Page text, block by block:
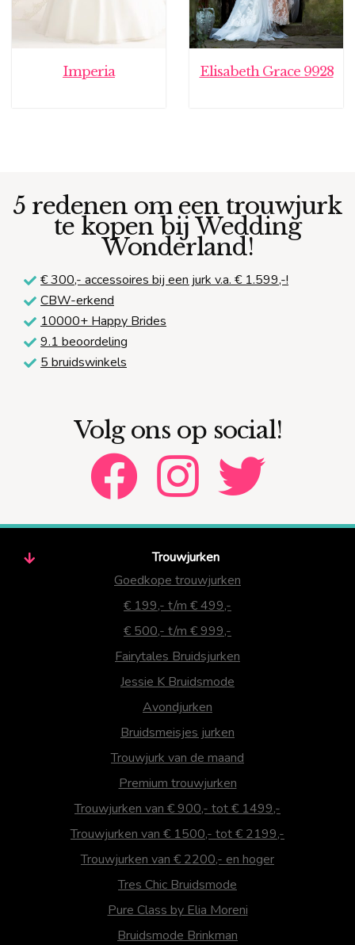
Imperia Elisabeth Grace 9928
5 redenen om een trouwjurk
te kopen bij Wedding
Wonderland!
€ 300,- accessoires bij een jurk v.a. € 1.599,-!
CBW-erkend
10000+ Happy Brides
9.1 beoordeling
5 bruidswinkels
Volg ons op social!
Trouwjurken
Goedkope trouwjurken
€ 199,- t/m € 499,-
€ 500,- t/m € 999,-
Fairytales Bruidsjurken
Jessie K Bruidsmode
Avondjurken
Bruidsmeisjes jurken
Trouwjurk van de maand
Premium trouwjurken
Trouwjurken van € 900,- tot € 1499,-
Trouwjurken van € 1500,- tot € 2199,-
Trouwjurken van € 2200,- en hoger
Tres Chic Bruidsmode
Pure Class by Elia Moreni
Bruidsmode Brinkman